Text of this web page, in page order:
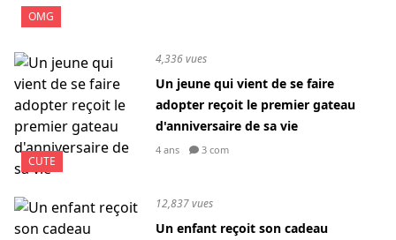
OMG
CUTE
4,336 vues
Un jeune qui vient de se faire
adopter reçoit le premier gateau
d'anniversaire de sa vie
4 ans 3 com
12,837 vues
Un enfant reçoit son cadeau